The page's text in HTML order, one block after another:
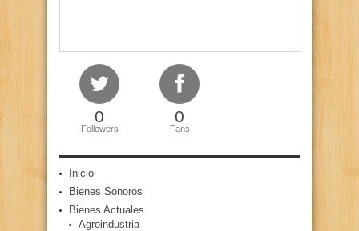
0
Followers
0
Fans
Inicio
Bienes Sonoros
Bienes Actuales
Agroindustria